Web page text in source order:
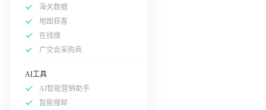
海关数据
地图获客
在线搜
广交会采购商
AI工具
AI智能营销助手
智能搜邮